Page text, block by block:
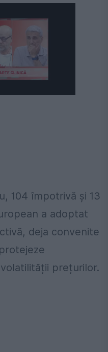
104 împotrivă și 13
a adoptat
deja convenite
prețurilor.